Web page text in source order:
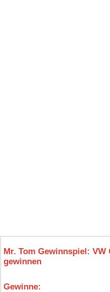
Mr. Tom Gewinnspiel:
gewinnen
Gewinne: